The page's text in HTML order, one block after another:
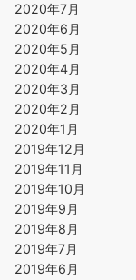
2020年7月
2020年6月
2020年5月
2020年4月
2020年3月
2020年2月
2020年1月
2019年12月
2019年11月
2019年10月
2019年9月
2019年8月
2019年7月
2019年6月